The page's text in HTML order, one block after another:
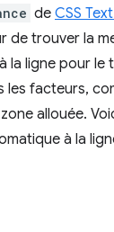
de CSS
de trouver la
la ligne pour le
les facteurs,
allouée.
à la